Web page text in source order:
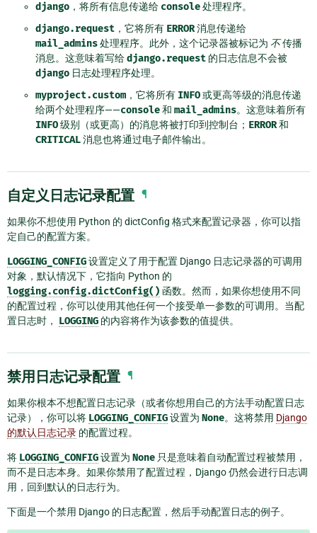
django ，将所有信息传递给 console处理程序。
django.request ，它将所有 ERROR消息传递给
mail_admins处理程序。此外，这个记录器被标记为 不传播
消息。这意味着写给django.request 的日志信息不会被
django 日志处理程序处理。
myproject.custom ，它将所有 INFO或更高等级的消息传递
给两个处理程序——console和 mail_admins。这意味着所有
INFO级别（或更高）的消息将被打印到控制台； ERROR和
CRITICAL消息也将通过电子邮件输出。
自定义日志记录配置 ¶
如果你不想使用 Python 的 dictConfig 格式来配置记录器，你可以指
定自己的配置方案。
LOGGING_CONFIG设置定义了用于配置 Django 日志记录器的可调用
对象，默认情况下，它指向 Python 的
logging.config.dictConfig() 函数。然而，如果你想使用不同
的配置过程，你可以使用其他任何一个接受单一参数的可调用。当配
置日志时， LOGGING 的内容将作为该参数的值提供。
禁用日志记录配置 ¶
如果你根本不想配置日志记录（或者你想用自己的方法手动配置日志
记录），你可以将 LOGGING_CONFIG设置为 None。这将禁用 Django
的默认日志记录 的配置过程。
将 LOGGING_CONFIG设置为 None 只是意味着自动配置过程被禁用，
而不是日志本身。如果你禁用了配置过程，Django 仍然会进行日志调
用，回到默认的日志行为。
下面是一个禁用 Django 的日志配置，然后手动配置日志的例子。